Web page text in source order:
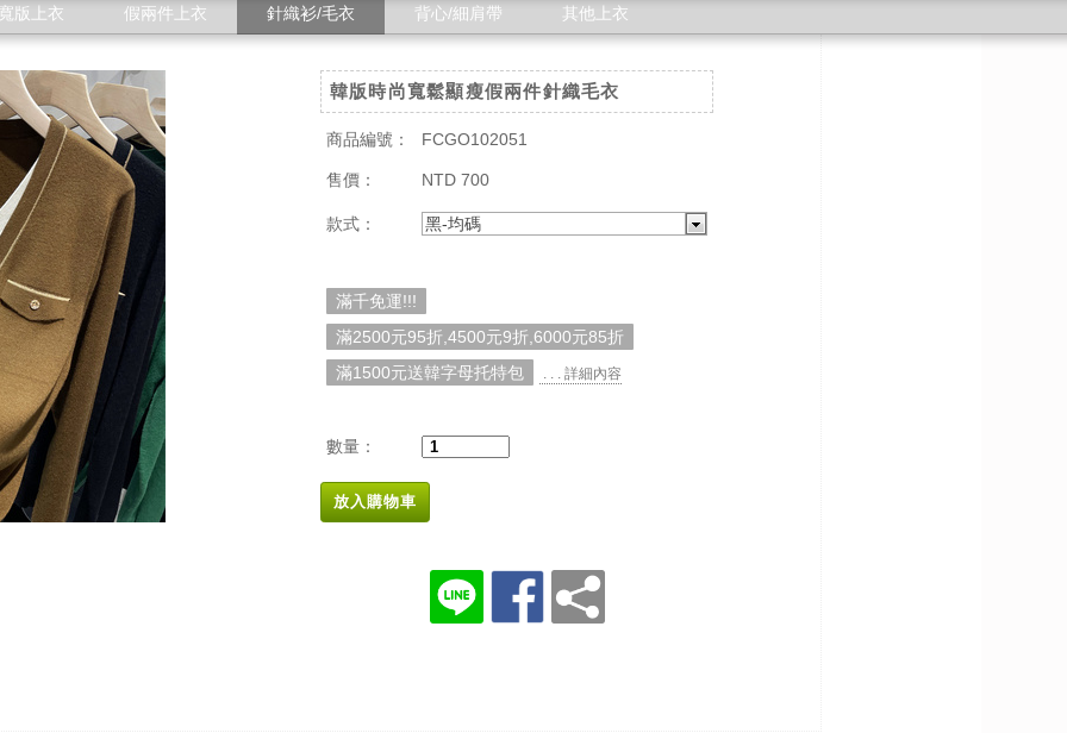
版上衣 假兩件上衣 針織衫/毛衣 背心/細肩帶 其他上衣
韓版時尚寬鬆顯瘦假兩件針織毛衣
商品編號： FCGO102051
售價： NTD 700
款式： 黑-均碼
滿千免運!!!
滿2500元95折,4500元9折,6000元85折
滿1500元送韓字母托特包
. . . 詳細內容
數量：
放入購物車